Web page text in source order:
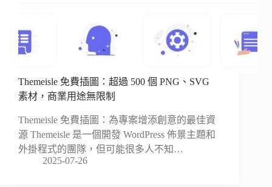
Themeisle 免費插圖：超過 500 個 PNG、SVG
素材，商業用途無限制
Themeisle 免費插圖：為專案增添創意的最佳資
源 Themeisle 是一個開發 WordPress 佈景主題和
外掛程式的團隊，但可能很多人不知…
2025-07-26